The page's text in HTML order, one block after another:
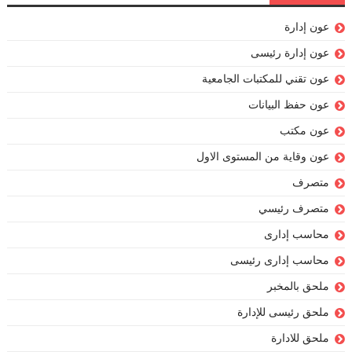
عون إدارة
عون إدارة رئيسى
عون تقني للمكتبات الجامعية
عون حفظ البيانات
عون مكتب
عون وقاية من المستوى الاول
متصرف
متصرف رئيسي
محاسب إدارى
محاسب إدارى رئيسى
ملحق بالمخبر
ملحق رئيسى للإدارة
ملحق للادارة